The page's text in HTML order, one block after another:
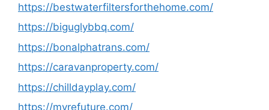
https://bestwaterfiltersforthehome.com/
https://biguglybbq.com/
https://bonalphatrans.com/
https://caravanproperty.com/
https://chilldayplay.com/
https://myrefuture.com/